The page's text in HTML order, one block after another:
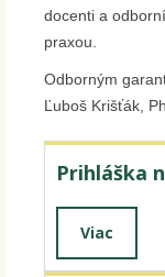
docenti a
praxou.
Odborným
Ľuboš Krišťák,
Prihláška
Viac